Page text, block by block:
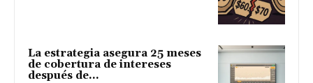
La estrategia asegura 25 meses
de cobertura de intereses
después de...